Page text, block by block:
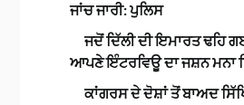
ਜਾਂਚ ਜਾਰੀ: ਪੁਲਿਸ
ਜਦੋਂ ਦਿੱਲੀ ਦੀ ਇਮਾਰਤ ਢਹਿ
ਆਪਣੇ ਇੰਟਰਵਿਊ ਦਾ ਜਸ਼ਨ ਮਨਾ
ਕਾਂਗਰਸ ਦੇ ਦੋਸ਼ਾਂ ਤੋਂ ਬਾਅਦ